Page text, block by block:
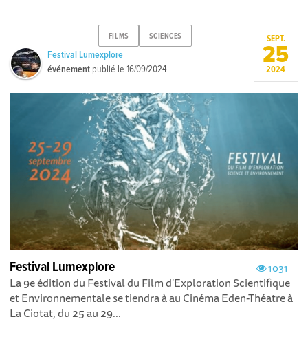
FILMS SCIENCES
Festival Lumexplore
événement publié le16/09/2024
SEPT.
25
2024
1031
Festival Lumexplore
La 9e édition du Festival du Film d'Exploration Scientifique
et Environnementale se tiendra à au Cinéma Eden-Théatre à
La Ciotat, du 25 au 29...